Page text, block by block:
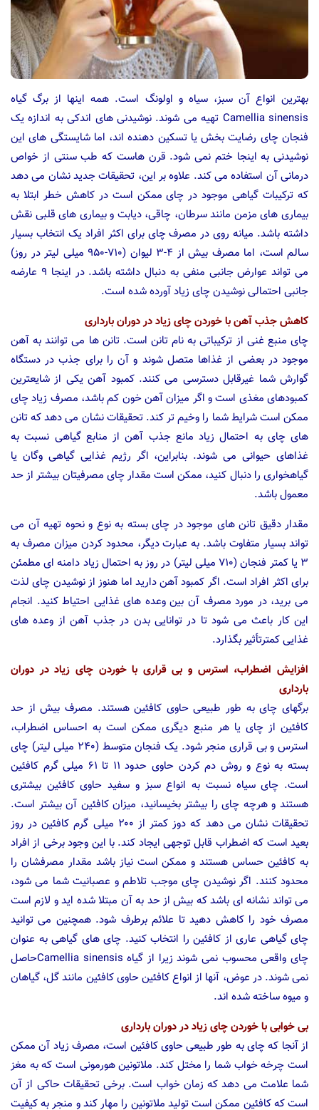
بهترین انواع آن سبز، سیاه و اولونگ است. همه اینها از برگ گیاه
Camellia sinensis تهیه می شوند. نوشیدنی های اندکی به اندازه یک
فنجان چای رضایت بخش یا تسکین دهنده اند، اما شایستگی های این
نوشیدنی به اینجا ختم نمی شود. قرن هاست که طب سنتی از خواص
درمانی آن استفاده می کند. علاوه بر این، تحقیقات جدید نشان می دهد
که ترکیبات گیاهی موجود در چای ممکن است در کاهش خطر ابتلا به
بیماری های مزمن مانند سرطان، چاقی، دیابت و بیماری های قلبی نقش
داشته باشد. میانه روی در مصرف چای برای اکثر افراد یک انتخاب بسیار
سالم است، اما مصرف بیش از ۴-۳ لیوان (۷۱۰-۹۵۰ میلی لیتر در روز)
می تواند عوارض جانبی منفی به دنبال داشته باشد. در اینجا ۹ عارضه
جانبی احتمالی نوشیدن چای زیاد آورده شده است.
کاهش جذب آهن با خوردن چای زیاد در دوران بارداری
چای منبع غنی از ترکیباتی به نام تانن است. تانن ها می توانند به آهن
موجود در بعضی از غذاها متصل شوند و آن را برای جذب در دستگاه
گوارش شما غیرقابل دسترسی می کنند. کمبود آهن یکی از شایعترین
کمبودهای مغذی است و اگر میزان آهن خون کم باشد، مصرف زیاد چای
ممکن است شرایط شما را وخیم تر کند. تحقیقات نشان می دهد که تانن
های چای به احتمال زیاد مانع جذب آهن از منابع گیاهی نسبت به
غذاهای حیوانی می شوند. بنابراین، اگر رژیم غذایی گیاهی وگان یا
گیاهخواری را دنبال کنید، ممکن است مقدار چای مصرفیتان بیشتر از حد
معمول باشد.
مقدار دقیق تانن های موجود در چای بسته به نوع و نحوه تهیه آن می
تواند بسیار متفاوت باشد. به عبارت دیگر، محدود کردن میزان مصرف به
۳ یا کمتر فنجان (۷۱۰ میلی لیتر) در روز به احتمال زیاد دامنه ای مطمئن
برای اکثر افراد است. اگر کمبود آهن دارید اما هنوز از نوشیدن چای لذت
می برید، در مورد مصرف آن بین وعده های غذایی احتیاط کنید. انجام
این کار باعث می شود تا در توانایی بدن در جذب آهن از وعده های
غذایی کمترتأثیر بگذارد.
افزایش اضطراب، استرس و بی قراری با خوردن چای زیاد در دوران
بارداری
برگهای چای به طور طبیعی حاوی کافئین هستند. مصرف بیش از حد
کافئین از چای یا هر منبع دیگری ممکن است به احساس اضطراب،
استرس و بی قراری منجر شود. یک فنجان متوسط ​​(۲۴۰ میلی لیتر) چای
بسته به نوع و روش دم کردن حاوی حدود ۱۱ تا ۶۱ میلی گرم کافئین
است. چای سیاه نسبت به انواع سبز و سفید حاوی کافئین بیشتری
هستند و هرچه چای را بیشتر بخیسانید، میزان کافئین آن بیشتر است.
تحقیقات نشان می دهد که دوز کمتر از ۲۰۰ میلی گرم کافئین در روز
بعید است که اضطراب قابل توجهی ایجاد کند. با این وجود برخی از افراد
به کافئین حساس هستند و ممکن است نیاز باشد مقدار مصرفشان را
محدود کنند. اگر نوشیدن چای موجب تلاطم و عصبانیت شما می شود،
می تواند نشانه ای باشد که بیش از حد به آن مبتلا شده اید و لازم است
مصرف خود را کاهش دهید تا علائم برطرف شود. همچنین می توانید
چای گیاهی عاری از کافئین را انتخاب کنید. چای های گیاهی به عنوان
چای واقعی محسوب نمی شوند زیرا از گیاه Camellia sinensisحاصل
نمی شوند. در عوض، آنها از انواع کافئین حاوی کافئین مانند گل، گیاهان
و میوه ساخته شده اند.
بی خوابی با خوردن چای زیاد در دوران بارداری
از آنجا که چای به طور طبیعی حاوی کافئین است، مصرف زیاد آن ممکن
است چرخه خواب شما را مختل کند. ملاتونین هورمونی است که به مغز
شما علامت می دهد که زمان خواب است. برخی تحقیقات حاکی از آن
است که کافئین ممکن است تولید ملاتونین را مهار کند و منجر به کیفیت